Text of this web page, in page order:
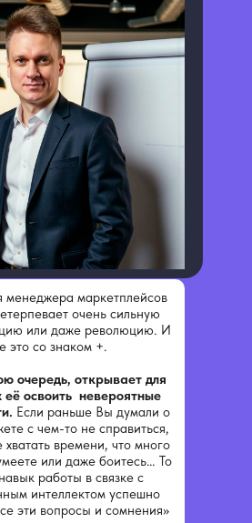
менеджера маркетплейсов
очень сильную
или даже революцию. И
это со знаком +.
очередь, открывает для
освоить невероятные
Если раньше Вы думали о
с чем-то не справиться,
хватать времени, что много
или даже боитесь… То
работы в связке с
интеллектом успешно
эти вопросы и сомнения»
(двух) днях
для
задания с
куратора
с
на 6 мес.
00 руб.
(двух) днях
для